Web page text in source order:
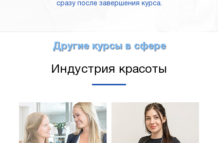
сразу после завершения курса.
Другие курсы в сфере
Индустрия красоты